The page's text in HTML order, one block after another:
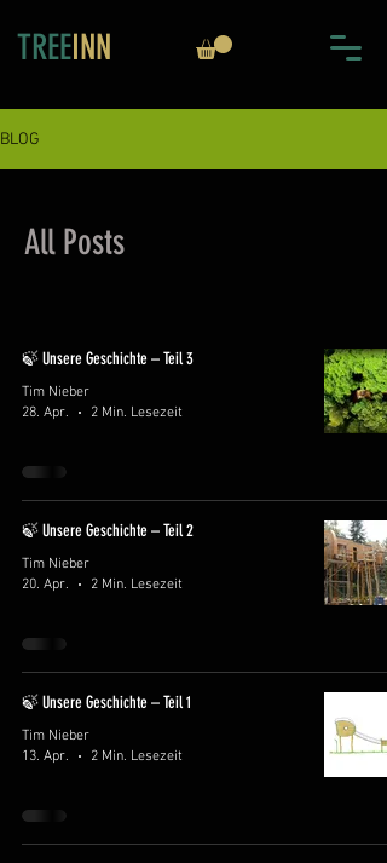
TREEINN
BLOG
All Posts
🍃 Unsere Geschichte – Teil 3
Tim Nieber
28. Apr.
2 Min. Lesezeit
🍃 Unsere Geschichte – Teil 2
Tim Nieber
20. Apr.
2 Min. Lesezeit
🍃 Unsere Geschichte – Teil 1
Tim Nieber
13. Apr.
2 Min. Lesezeit